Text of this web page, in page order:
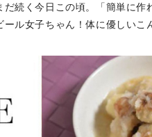
続く今日この頃。「簡単に作
ル女子ちゃん！体に優しいこ